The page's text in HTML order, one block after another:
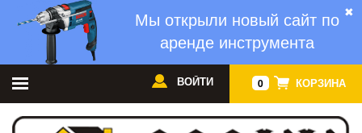
✖
Мы открыли новый сайт по
аренде инструмента
0 КОРЗИНА
ВОЙТИ